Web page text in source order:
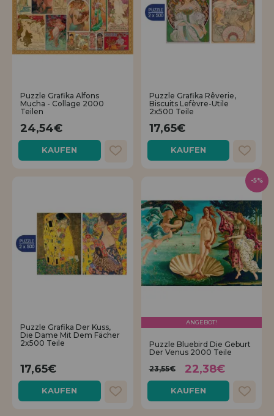
Puzzle Grafika Alfons
Mucha - Collage 2000
Teilen
24,54€
KAUFEN
Puzzle Grafika Rêverie,
Biscuits Lefèvre-Utile
2x500 Teile
17,65€
KAUFEN
Puzzle Grafika Der Kuss,
Die Dame Mit Dem Fächer
2x500 Teile
17,65€
KAUFEN
ANGEBOT!
Puzzle Bluebird Die Geburt
Der Venus 2000 Teile
23,55€
22,38€
KAUFEN
-5%